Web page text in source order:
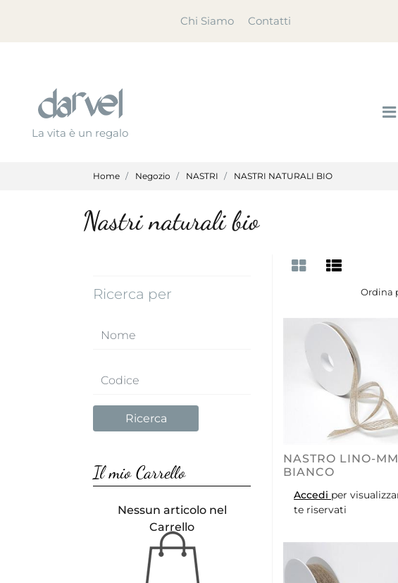
Chi Siamo Contatti
La vita è un regalo
Home Negozio NASTRI NASTRI NATURALI BIO
Nastri naturali bio
Ricerca per
Il mio Carrello
Nessun articolo nel
Carrello
Ordina
NASTRO LINO-
BIANCO
Accedi per
te riservati